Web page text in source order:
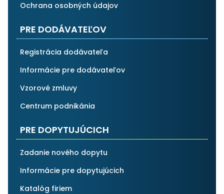
Ochrana osobných údajov
PRE DODÁVATEĽOV
Registrácia dodávateľa
Informácie pre dodávateľov
Vzorové zmluvy
Centrum podnikánia
PRE DOPYTUJÚCICH
Zadanie nového dopytu
Informácie pre dopytujúcich
Katalóg firiem